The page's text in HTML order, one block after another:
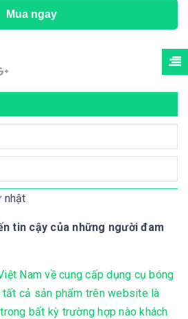
Mua ngay
nhật
tin cậy của những người đam
Nam về cung cấp dụng cụ bóng
tất cả sản phẩm trên website là
bất kỳ trường hợp nào khách